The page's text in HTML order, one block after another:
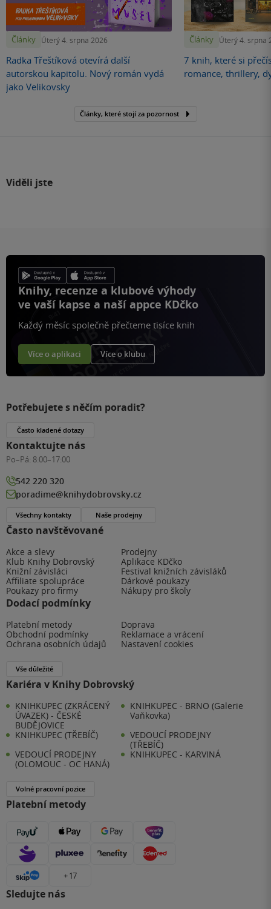
Články Úterý 4. srpna 2026
Radka Třeštíková otevírá další
autorskou kapitolu. Nový román vydá
jako Velikovsky
Články Úterý 4. srpna
7 knih, které si
romance, thrillery,
Články, které stojí za pozornost
Viděli jste
Knihy, recenze a klubové výhody
ve vaší kapse a naší appce KDčko
Každý měsíc společně přečteme tisíce knih
Více o aplikaci Více o klubu
Často navštěvované
Akce a slevy
Prodejny
Klub Knihy Dobrovský
Aplikace KDčko
Knižní závisláci
Festival knižních závisláků
Affiliate spolupráce
Dárkové poukazy
Poukazy pro firmy
Nákupy pro školy
Dodací podmínky
Platební metody
Doprava
Obchodní podmínky
Reklamace a vrácení
Ochrana osobních údajů
Nastavení cookies
Vše důležité
Kariéra v Knihy Dobrovský
KNIHKUPEC (ZKRÁCENÝ
ÚVAZEK) - ČESKÉ
BUDĚJOVICE
KNIHKUPEC - BRNO (Galerie
Vaňkovka)
KNIHKUPEC (TŘEBÍČ)
VEDOUCÍ PRODEJNY
(TŘEBÍČ)
VEDOUCÍ PRODEJNY
(OLOMOUC - OC HANÁ)
KNIHKUPEC - KARVINÁ
Volné pracovní pozice
Platební metody
+ 17
Sledujte nás
Potřebujete s něčím poradit?
Často kladené dotazy
Kontaktujte nás
Po–Pá: 8:00–17:00
542 220 320
poradime@knihydobrovsky.cz
Všechny kontakty Naše prodejny